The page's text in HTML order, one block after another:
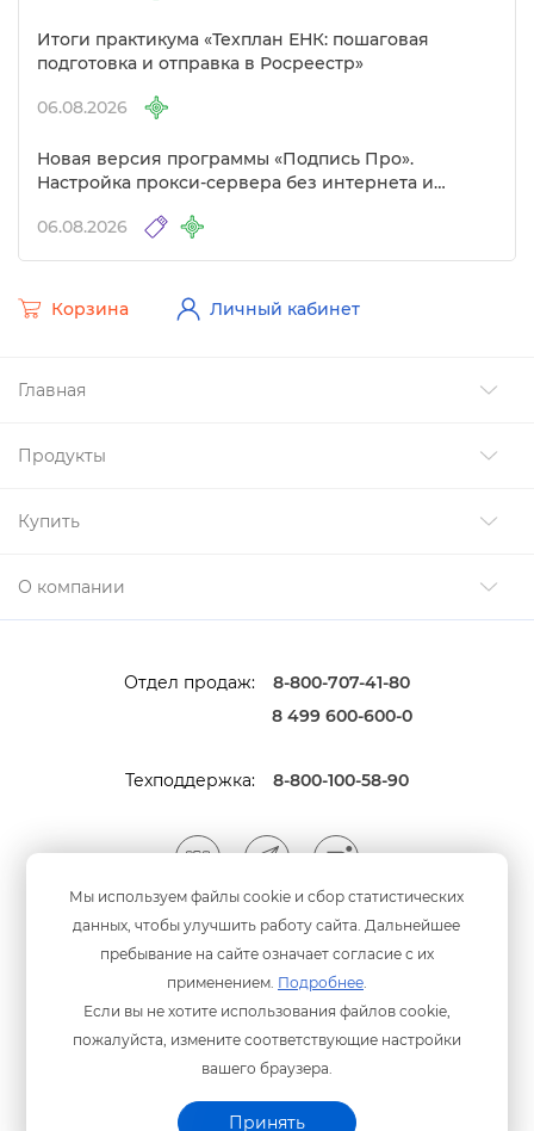
Мы используем файлы cookie и сбор статистических
данных, чтобы улучшить работу сайта. Дальнейшее
пребывание на сайте означает согласие с их
применением. Подробнее.
Если вы не хотите использования файлов cookie,
пожалуйста, измените соответствующие настройки
ашего браузера.
Принять
Итоги практикума «Техплан ЕНК: пошаговая
подготовка и отправка в Росреестр»
06.08.2026
Новая версия программы «Подпись Про».
Настройка прокси-сервера без интернета и
06.08.2026
Главная
Продукты
Купить
О компании
Корзина Личный кабинет
Политика конфиденциальности
© ООО «Программный центр» 2003-2026 гг.
Отдел продаж:
8-800-707-41-80
8 499 600-600-0
Техподдержка: 8-800-100-58-90
Мы принимаем оплату
анковскими картами